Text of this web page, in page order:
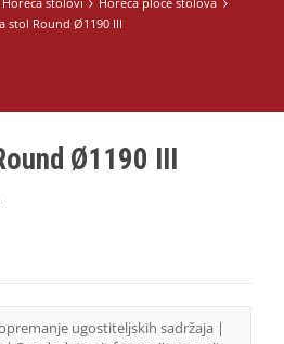
stol Round Ø1190 III
Ø1190 III
ugostiteljskih sadržaja |